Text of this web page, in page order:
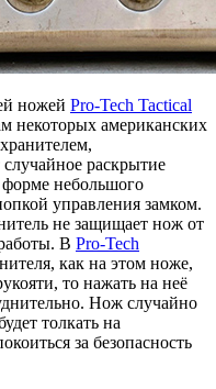
ножей Pro-Tech Tactical
некоторых американских
раскрытие
небольшого
управления замком.
не защищает нож от
В Pro-Tech
как на этом ноже,
то нажать на неё
Нож случайно
толкать на
за безопасность